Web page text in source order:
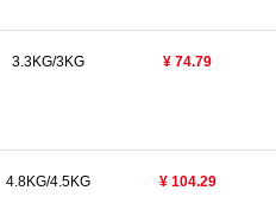
3.3KG/3KG ¥ 74.79
4.8KG/4.5KG ¥ 104.29